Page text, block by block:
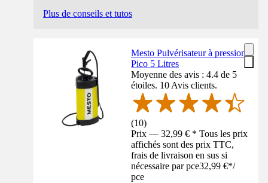
Plus de conseils et tutos
Mesto Pulvérisateur à pression
Pico 5 Litres
Moyenne des avis : 4.4 de 5
étoiles. 10 Avis clients.
(10)
Prix — 32,99 € * Tous les prix
affichés sont des prix TTC,
frais de livraison en sus si
nécessaire par pce32,99 €*/
pce